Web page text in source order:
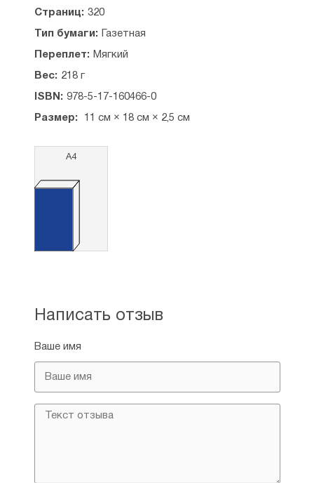
Страниц: 320
Тип бумаги: Газетная
Переплет: Мягкий
Вес: 218 г
ISBN: 978-5-17-160466-0
Размер: 11 см × 18 см × 2,5 см
А4
Написать отзыв
Ваше имя